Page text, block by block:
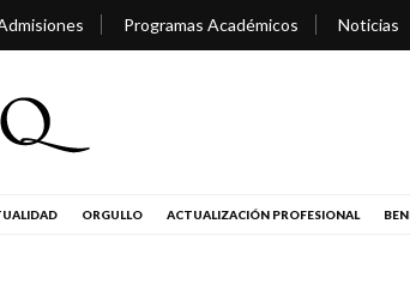
Programas Académicos Noticias
ORGULLO ACTUALIZACIÓN PROFESIONAL